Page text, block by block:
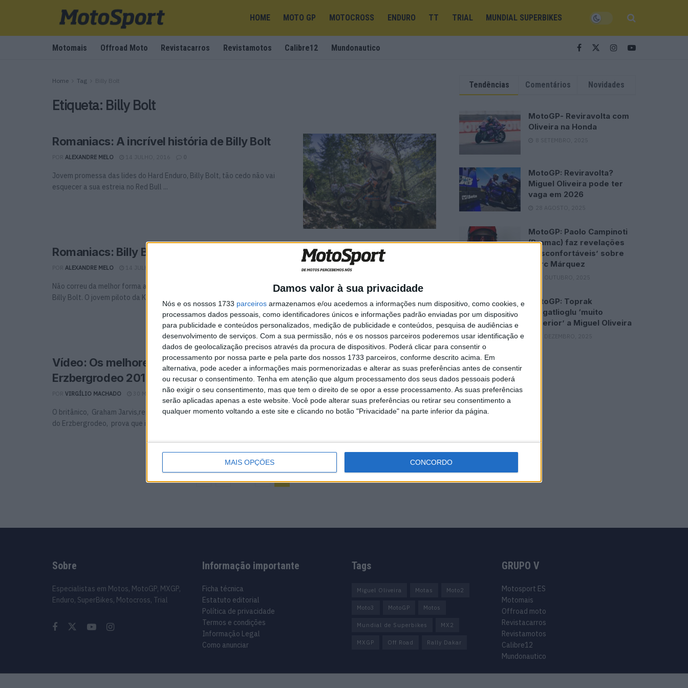
Damos valor à sua privacidade
Nós e os nossos 1733 parceiros armazenamos e/ou acedemos a informações num dispositivo, como cookies, e
processamos dados pessoais, como identificadores únicos e informações padrão enviadas por um dispositivo
para publicidade e conteúdos personalizados, medição de publicidade e conteúdos, pesquisa de audiências e
desenvolvimento de serviços. Com a sua permissão, nós e os nossos parceiros poderemos usar identificação e
dados de geolocalização precisos através da procura de dispositivos. Poderá clicar para consentir o
processamento por nossa parte e pela parte dos nossos 1733 parceiros, conforme descrito acima. Em
alternativa, pode aceder a informações mais pormenorizadas e alterar as suas preferências antes de consentir
ou recusar o consentimento. Tenha em atenção que algum processamento dos seus dados pessoais poderá
não exigir o seu consentimento, mas que tem o direito de se opor a esse processamento. As suas preferências
serão aplicadas apenas a este website. Você pode alterar suas preferências ou retirar seu consentimento a
qualquer momento voltando a este site e clicando no botão "Privacidade" na parte inferior da página.
MAIS OPÇÕES CONCORDO
HOME MOTO GP MOTOCROSS ENDURO TT TRIAL MUNDIAL SUPERBIKES
Motomais Offroad Moto Revistacarros Revistamotos Calibre12 Mundonautico
Home Tag Billy Bolt
Etiqueta: Billy Bolt
Romaniacs: A incrível história de Billy Bolt
ALEXANDRE MELO 14 JULHO, 2016 0
Jovem promessa das lides do Hard Enduro, Billy Bolt, tão cedo não vai
esquecer a sua estreia no Red Bull ...
Romaniacs: Billy Bolt abandonou primeiro dia
ALEXANDRE MELO 14 JULHO, 2016
Não correu da melhor forma a primeira etapa do Red Bull Romaniacs para
Billy Bolt. O jovem piloto da KTM que ...
Vídeo: Os melhores momentos do
Erzbergrodeo 2016
VIRGÍLIO MACHADO 30 MAIO, 2016 0
O britânico, Graham Jarvis,repetiu a vitória de 2015 na edição deste ano
do Erzbergrodeo, prova que integrada na Red Bull ...
Tendências Comentários Novidades
MotoGP- Reviravolta com
Oliveira na Honda
8 SETEMBRO, 2025
MotoGP: Reviravolta?
Miguel Oliveira pode ter
vaga em 2026
28 AGOSTO, 2025
MotoGP: Paolo Campinoti
(Pramac) faz revelações
‘desconfortáveis’ sobre
Marc Márquez
16 OUTUBRO, 2025
MotoGP: Toprak
Razgatlioglu ‘muito
superior’ a Miguel Oliveira
Sobre
Especialistas em Motos, MotoGP, MXGP,
Enduro, SuperBikes, Motocross, Trial
Informação importante
Ficha técnica
Estatuto editorial
Política de privacidade
Termos e condições
Informação Legal
Como anunciar
Tags
Miguel Oliveira Motas Moto2
Moto3 MotoGP Motos
Mundial de Superbikes MX2
MXGP Off Road Rally Dakar
GRUPO V
Motosport ES
Motomais
Offroad moto
Revistacarros
Revistamotos
Calibre12
Mundonautico